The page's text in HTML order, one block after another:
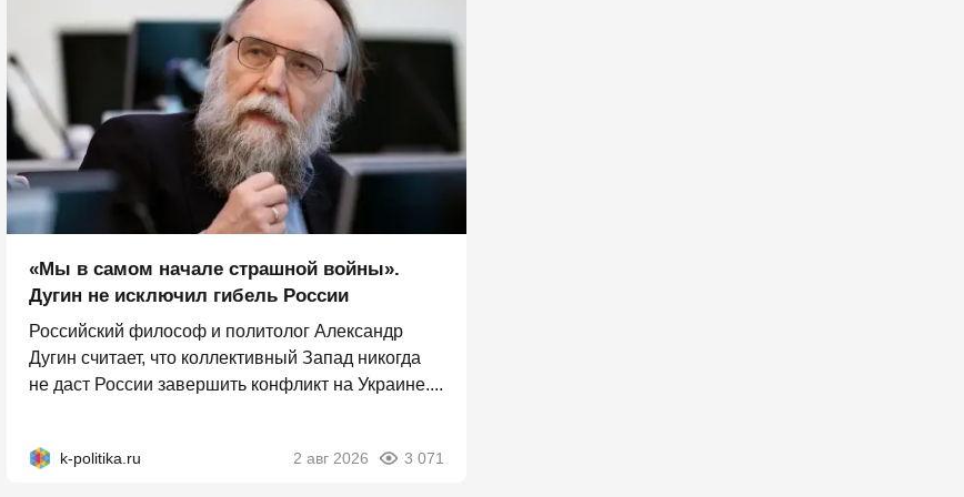
«Мы в самом начале страшной войны».
Дугин не исключил гибель России
Российский философ и политолог Александр
Дугин считает, что коллективный Запад никогда
не даст России завершить конфликт на Украине....
k-politika.ru 2 авг 2026 3 071